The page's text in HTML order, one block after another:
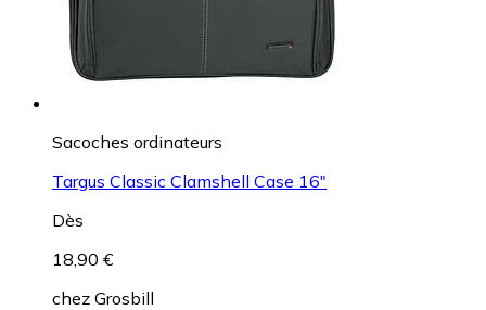
Sacoches ordinateurs
Targus Classic Clamshell Case 16"
Dès
18,90 €
chez Grosbill